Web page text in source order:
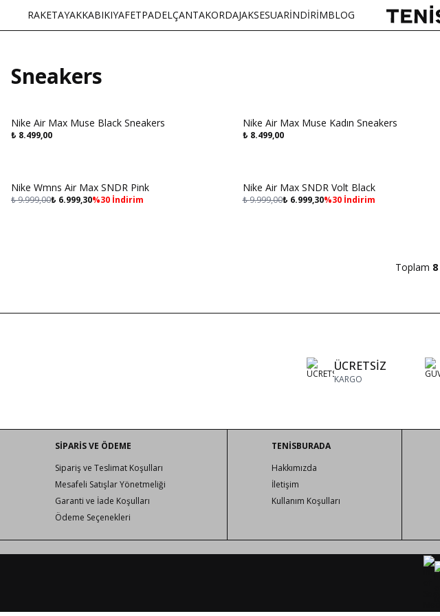
RAKETAYAKKABIKIYAFETPADELÇANTAKORDAJAKSESUARİNDİRİMBLOG
Sneakers
Nike Air Max Muse Black Sneakers
₺ 8.499,00
Nike Air Max Muse Kadın Sneakers
₺ 8.499,00
Aynı Gün Kargo
Nike Wmns Air Max SNDR Pink
₺9.999,00₺ 6.999,30%30 İndirim
Aynı Gün Kargo
Nike Air Max SNDR Volt Black
₺9.999,00₺ 6.999,30%30İndirim
Toplam 8
ÜCRETSİZ
KARGO
SİPARİS VE ÖDEME
Sipariş ve Teslimat Koşulları
Mesafeli Satışlar Yönetmeliği
Garanti ve İade Koşulları
Ödeme Seçenekleri
TENİSBURADA
Hakkımızda
İletişim
Kullanım Koşulları